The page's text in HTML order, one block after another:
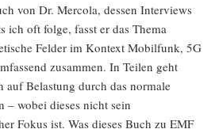
von Dr. Mercola, dessen Interviews
ich oft folge, fasst er das Thema
Felder im Kontext Mobilfunk, 5G
zusammen. In Teilen geht
auf Belastung durch das normale
– wobei dieses nicht sein
Fokus ist. Was dieses Buch zu EMF